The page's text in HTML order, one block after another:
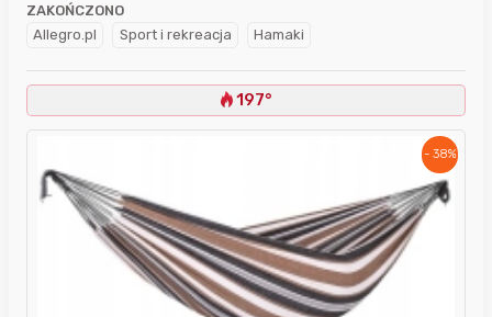
Allegro.pl Sport i rekreacja Hamaki
ZAKOŃCZONO
197°
- 38%